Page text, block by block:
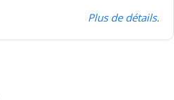
Plus de détails.